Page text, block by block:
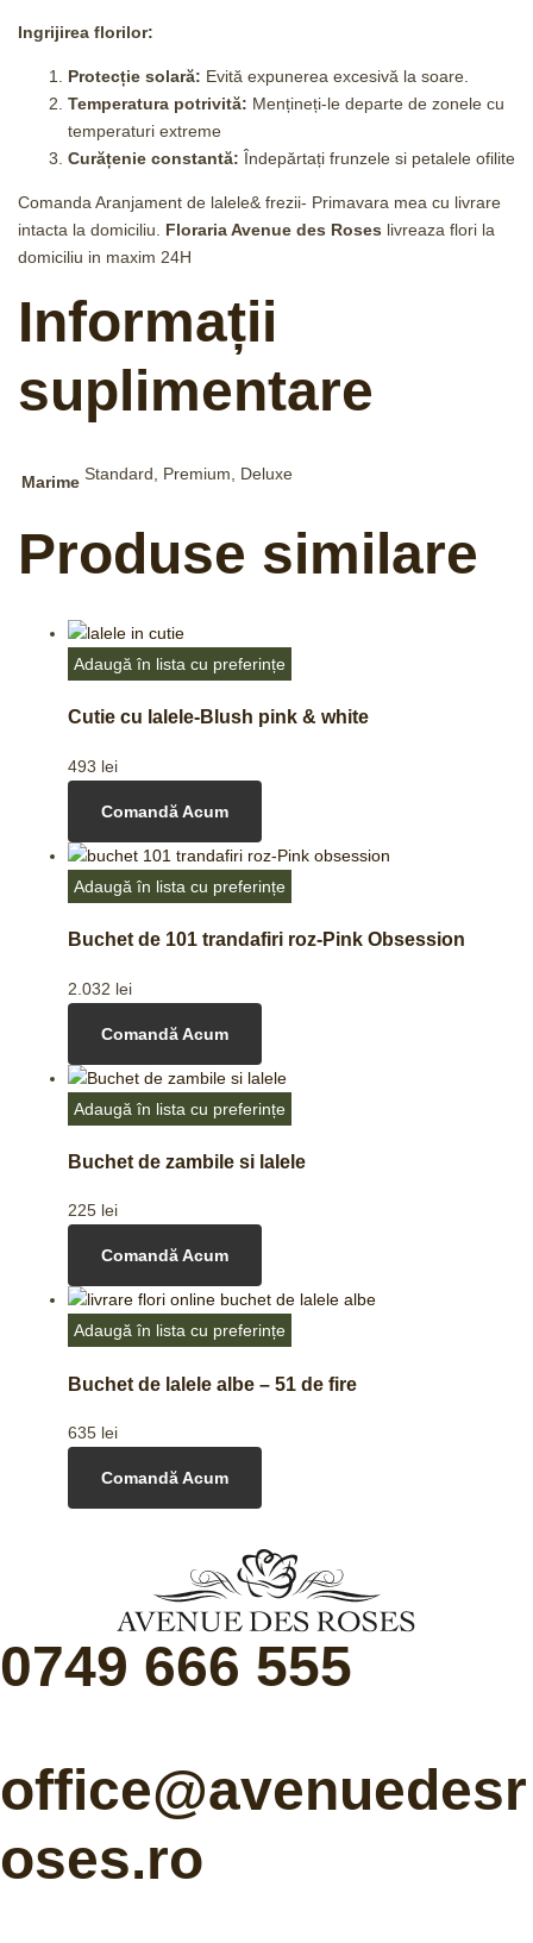
Ingrijirea florilor:
Protecție solară: Evită expunerea excesivă la soare.
Temperatura potrivită: Mențineți-le departe de zonele cu
temperaturi extreme
Curățenie constantă: Îndepărtați frunzele si petalele ofilite
Comanda Aranjament de lalele& frezii- Primavara mea cu livrare
intacta la domiciliu. Floraria Avenue des Roses livreaza flori la
domiciliu in maxim 24H
Informații
suplimentare
Marime Standard, Premium, Deluxe
Produse similare
Adaugă în lista cu preferințe
Cutie cu lalele-Blush pink & white
493 lei
Comandă Acum
Adaugă în lista cu preferințe
Buchet de 101 trandafiri roz-Pink Obsession
2.032 lei
Comandă Acum
Adaugă în lista cu preferințe
Buchet de zambile si lalele
225 lei
Comandă Acum
Adaugă în lista cu preferințe
Buchet de lalele albe – 51 de fire
635 lei
Comandă Acum
0749 666 555
office@avenuedesr
oses.ro